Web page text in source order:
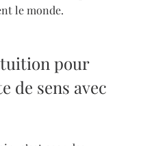
le monde.
pour
de sens avec